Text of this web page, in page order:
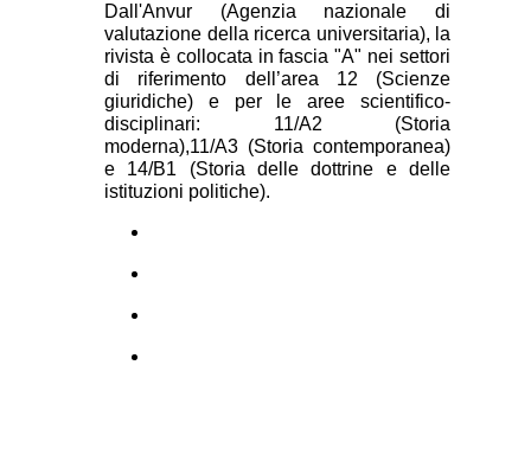
Dall'Anvur (Agenzia nazionale di
valutazione della ricerca universitaria), la
rivista è collocata in fascia "A" nei settori
di riferimento dell’area 12 (Scienze
giuridiche) e per le aree scientifico-
disciplinari: 11/A2 (Storia
moderna),11/A3 (Storia contemporanea)
e 14/B1 (Storia delle dottrine e delle
istituzioni politiche).